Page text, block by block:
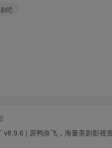
吧
v8.9.6 | 原鸭奈飞，海量美剧影视